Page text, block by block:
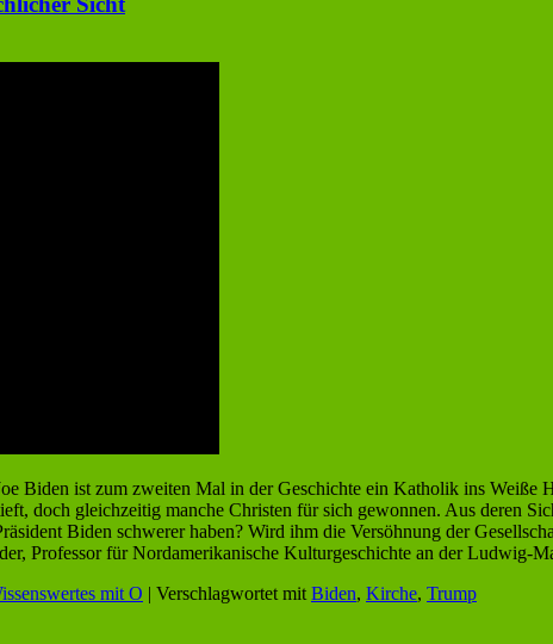
Biden ist zum zweiten Mal in der Geschichte ein Katholik ins Weiße
doch gleichzeitig manche Christen für sich gewonnen. Aus deren
Biden schwerer haben? Wird ihm die Versöhnung der
Professor für Nordamerikanische Kulturgeschichte an der Ludwig-
mit O | Verschlagwortet mit Biden, Kirche, Trump